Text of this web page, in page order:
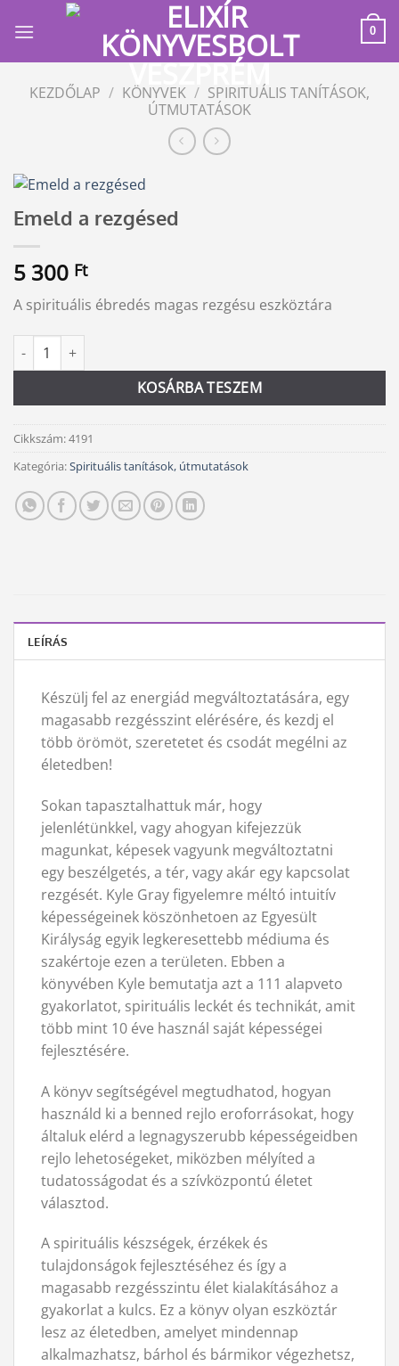
0
KEZDŐLAP / KÖNYVEK / SPIRITUÁLIS TANÍTÁSOK,
ÚTMUTATÁSOK
Emeld a rezgésed
5 300 Ft
A spirituális ébredés magas rezgésu eszköztára
Emeld a rezgésed mennyiség
KOSÁRBA TESZEM
Alternative:
Cikkszám:4191
Kategória:Spirituális tanítások, útmutatások
LEÍRÁS
Készülj fel az energiád megváltoztatására, egy
magasabb rezgésszint elérésére, és kezdj el
több örömöt, szeretetet és csodát megélni az
életedben!
Sokan tapasztalhattuk már, hogy
jelenlétünkkel, vagy ahogyan kifejezzük
magunkat, képesek vagyunk megváltoztatni
egy beszélgetés, a tér, vagy akár egy kapcsolat
rezgését. Kyle Gray figyelemre méltó intuitív
képességeinek köszönhetoen az Egyesült
Királyság egyik legkeresettebb médiuma és
szakértoje ezen a területen. Ebben a
könyvében Kyle bemutatja azt a 111 alapveto
gyakorlatot, spirituális leckét és technikát, amit
több mint 10 éve használ saját képességei
fejlesztésére.
A könyv segítségével megtudhatod, hogyan
használd ki a benned rejlo eroforrásokat, hogy
általuk elérd a legnagyszerubb képességeidben
rejlo lehetoségeket, miközben mélyíted a
tudatosságodat és a szívközpontú életet
választod.
A spirituális készségek, érzékek és
tulajdonságok fejlesztéséhez és így a
magasabb rezgésszintu élet kialakításához a
gyakorlat a kulcs. Ez a könyv olyan eszköztár
lesz az életedben, amelyet mindennap
alkalmazhatsz, bárhol és bármikor végezhetsz,